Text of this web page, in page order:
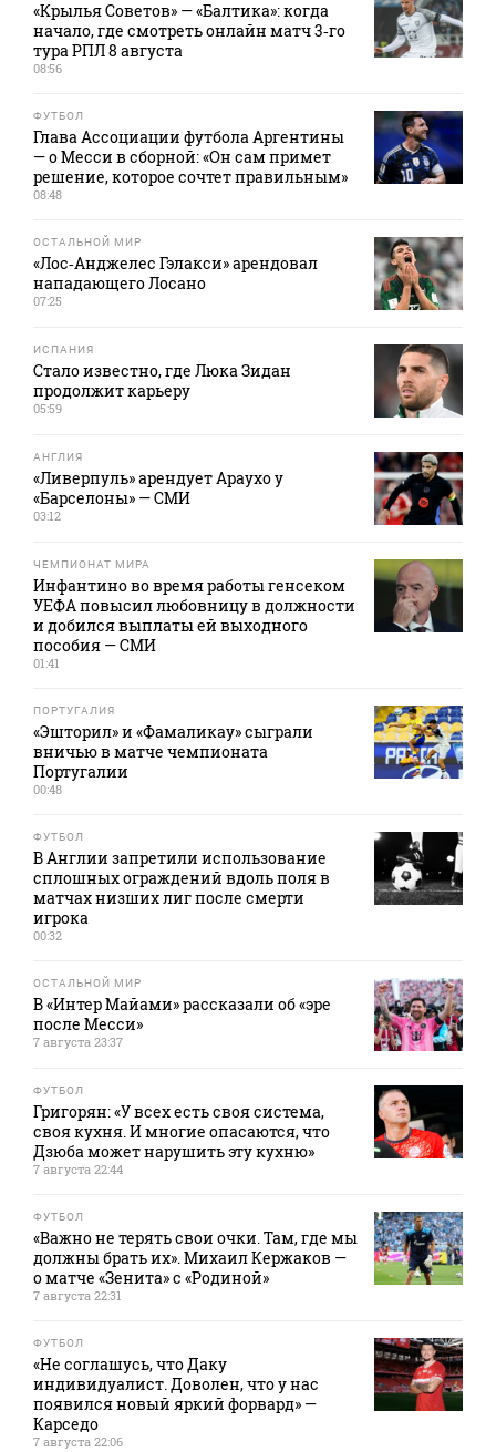
«Крылья Советов» — «Балтика»: когда
начало, где смотреть онлайн матч 3‑го
тура РПЛ 8 августа
08:56
ФУТБОЛ
Глава Ассоциации футбола Аргентины
— о Месси в сборной: «Он сам примет
решение, которое сочтет правильным»
08:48
ОСТАЛЬНОЙ МИР
«Лос‑Анджелес Гэлакси» арендовал
нападающего Лосано
07:25
ИСПАНИЯ
Стало известно, где Люка Зидан
продолжит карьеру
05:59
АНГЛИЯ
«Ливерпуль» арендует Араухо у
«Барселоны» — СМИ
03:12
ЧЕМПИОНАТ МИРА
Инфантино во время работы генсеком
УЕФА повысил любовницу в должности
и добился выплаты ей выходного
пособия — СМИ
01:41
ПОРТУГАЛИЯ
«Эшторил» и «Фамаликау» сыграли
вничью в матче чемпионата
Португалии
00:48
ФУТБОЛ
В Англии запретили использование
сплошных ограждений вдоль поля в
матчах низших лиг после смерти
игрока
00:32
ОСТАЛЬНОЙ МИР
В «Интер Майами» рассказали об «эре
после Месси»
7 августа 23:37
ФУТБОЛ
Григорян: «У всех есть своя система,
своя кухня. И многие опасаются, что
Дзюба может нарушить эту кухню»
7 августа 22:44
ФУТБОЛ
«Важно не терять свои очки. Там, где мы
должны брать их». Михаил Кержаков —
о матче «Зенита» с «Родиной»
7 августа 22:31
ФУТБОЛ
«Не соглашусь, что Даку
индивидуалист. Доволен, что у нас
появился новый яркий форвард» —
Карседо
7 августа 22:06